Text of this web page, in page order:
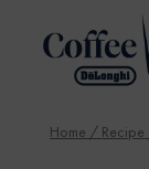
Home / Recipe